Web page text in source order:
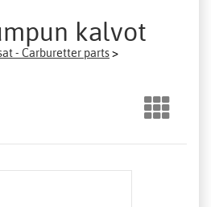
kalvot
- Carburetter parts>